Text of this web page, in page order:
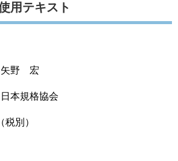
用テキスト
矢野 宏
本規格協会
別）